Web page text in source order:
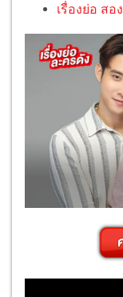
เรื่องย่อ สอ